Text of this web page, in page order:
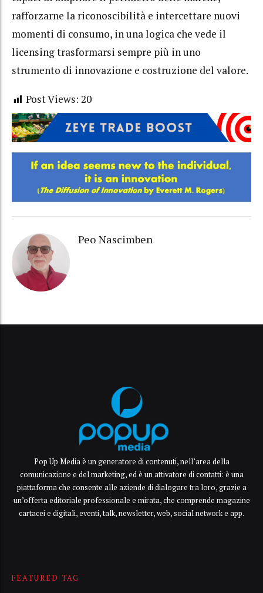
rafforzarne la riconoscibilità e intercettare nuovi
momenti di consumo, in una logica che vede il
licensing trasformarsi sempre più in uno
strumento di innovazione e costruzione del valore.
Post Views: 20
Peo Nascimben
Pop Up Media è un generatore di contenuti, nell’area della
comunicazione e del marketing, ed è un attivatore di contatti: è una
piattaforma che consente alle aziende di dialogare tra loro, grazie a
un’offerta editoriale professionale e mirata, che comprende magazine
cartacei e digitali, eventi, talk, newsletter, web, social network e app.
FEATURED TAG